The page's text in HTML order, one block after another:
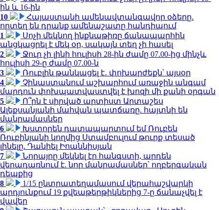
ին և 16-ին
10
Հայաստանի ամենավտանգավոր օձերը.
որտեղ են դրանք ամենաշատը հանդիպում
1
Սոչի մեկնող ինքնաթիռը ճանապարհին
անցկացրել է մեկ օր, սակայն տեղ չի հասել
2
Ջուր չի լինի հուլիսի 28-ին ժամը 07.00-ից մինչև
հուլիսի 29-ը ժամը 07.00-ն
3
Ռուբլին թանկացել է․ փոխարժեքն՝ այսօր
4
Չինաստանում աշխարհում առաջին անգամ
մարդուն փոխպատվաստվել է խոզի մի քանի օրգան
5
Ո՞րն է սիրված արտիստ Արտաշես
Ալեքսանյանի մահվան պատճառը. հայտնի են
մանրամասներ
6
Խստորեն դատապարտում եմ Ռուբեն
Ռուբինյանի կողմից Ստամբուլում թուրք տեսած
լինելը. Դանիել Իոաննիսյան
7
Նորայրը մեկնել էր հանգստի, արդեն
վերադառնում է. նոր մանրամասներ՝ ողբերգական
դեպքից
8
1/15 ընտրատեղամասում վերահաշվարկի
արդյունքում 19 քվեաթերթիկներից 7-ը ճանաչվել է
վավեր